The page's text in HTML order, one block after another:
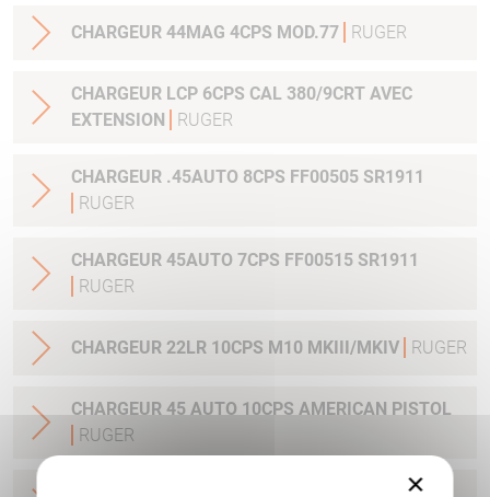
CHARGEUR 44MAG 4CPS MOD.77 RUGER
CHARGEUR LCP 6CPS CAL 380/9CRT AVEC
EXTENSION
RUGER
CHARGEUR .45AUTO 8CPS FF00505 SR1911
RUGER
CHARGEUR 45AUTO 7CPS FF00515 SR1911
RUGER
CHARGEUR 22LR 10CPS M10 MKIII/MKIV RUGER
CHARGEUR 45 AUTO 10CPS AMERICAN PISTOL
RUGER
CHARGEUR 9 MM LUGER AMERICAN PISTOL
×